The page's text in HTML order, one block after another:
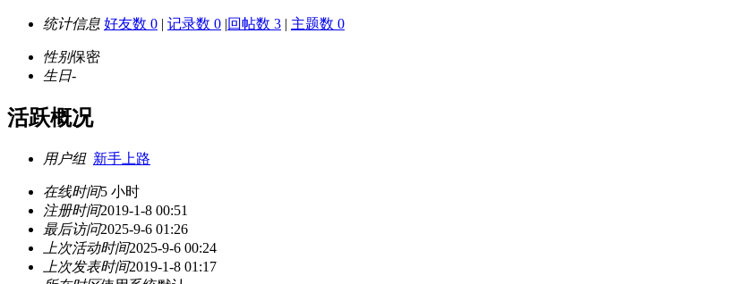
统计信息 好友数 0 | 记录数 0 |回帖数 3 | 主题数 0
性别保密
生日-
活跃概况
用户组 新手上路
在线时间5 小时
注册时间2019-1-8 00:51
最后访问2025-9-6 01:26
上次活动时间2025-9-6 00:24
上次发表时间2019-1-8 01:17